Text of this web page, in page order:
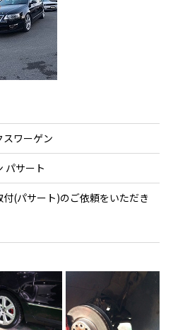
スワーゲン
パサート
付(パサート)のご依頼をいただき